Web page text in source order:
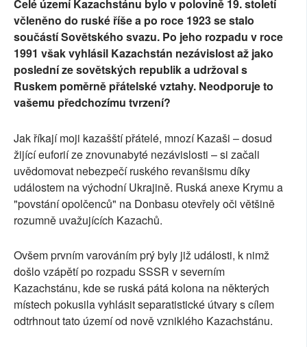
Celé území Kazachstánu bylo v polovině 19. století
včleněno do ruské říše a po roce 1923 se stalo
součástí Sovětského svazu. Po jeho rozpadu v roce
1991 však vyhlásil Kazachstán nezávislost až jako
poslední ze sovětských republik a udržoval s
Ruskem poměrně přátelské vztahy. Neodporuje to
vašemu předchozímu tvrzení?
Jak říkají moji kazašští přátelé, mnozí Kazaši – dosud
žijící euforií ze znovunabyté nezávislosti – si začali
uvědomovat nebezpečí ruského revanšismu díky
událostem na východní Ukrajině. Ruská anexe Krymu a
"povstání opolčenců" na Donbasu otevřely oči většině
rozumně uvažujících Kazachů.
Ovšem prvním varováním prý byly již události, k nimž
došlo vzápětí po rozpadu SSSR v severním
Kazachstánu, kde se ruská pátá kolona na některých
místech pokusila vyhlásit separatistické útvary s cílem
odtrhnout tato území od nově vzniklého Kazachstánu.